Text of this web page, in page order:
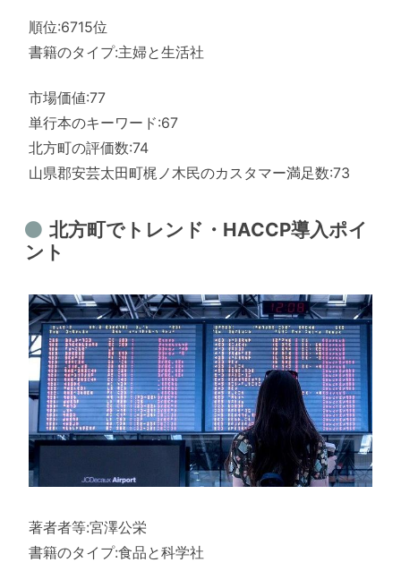
順位:6715位
書籍のタイプ:主婦と生活社
市場価値:77
単行本のキーワード:67
北方町の評価数:74
山県郡安芸太田町梶ノ木民のカスタマー満足数:73
北方町でトレンド・HACCP導入ポイ
ント
著者者等:宮澤公栄
書籍のタイプ:食品と科学社